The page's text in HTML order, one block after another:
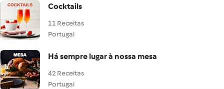
Cocktails
11 Receitas
Portugal
Há sempre lugar à nossa mesa
42 Receitas
Portugal